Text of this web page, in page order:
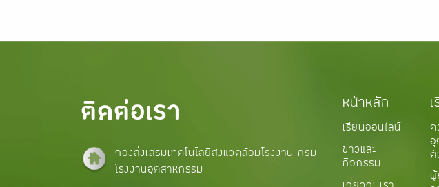
ติดต่อเรา
กองส่งเสริมเทคโนโลยีสิ่งแวดล้อมโรงงาน กรม
โรงงานอุตสาหกรรม
หน้าหลัก
เรียนออนไลน์
ข่าวและ
กิจกรรม
ค
อุ
ต้
ผู้